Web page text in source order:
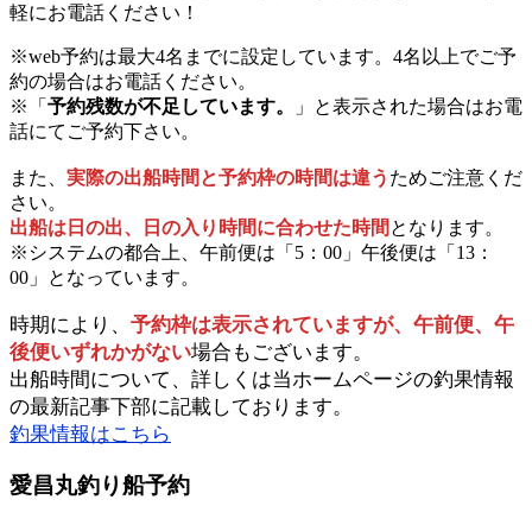
軽にお電話ください！
※web予約は最大4名までに設定しています。4名以上でご予
約の場合はお電話ください。
※「 予約残数が不足しています。
」と表示された場合はお電
話にてご予約下さい。
また、 実際の出船時間と予約枠の時間は違う ためご注意くだ
さい。
出船は日の出、日の入り時間に合わせた時間 となります。
※システムの都合上、午前便は「5：00」午後便は「13：
00」となっています。
時期により、 予約枠は表示されていますが、午前便、午
後便いずれかがない場合もございます。
出船時間について、詳しくは当ホームページの釣果情報
の最新記事下部に記載しております。
釣果情報はこちら
愛昌丸釣り船予約